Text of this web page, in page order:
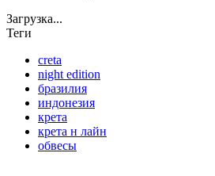
Загрузка...
Теги
creta
night edition
бразилия
индонезия
крета
крета н лайн
обвесы